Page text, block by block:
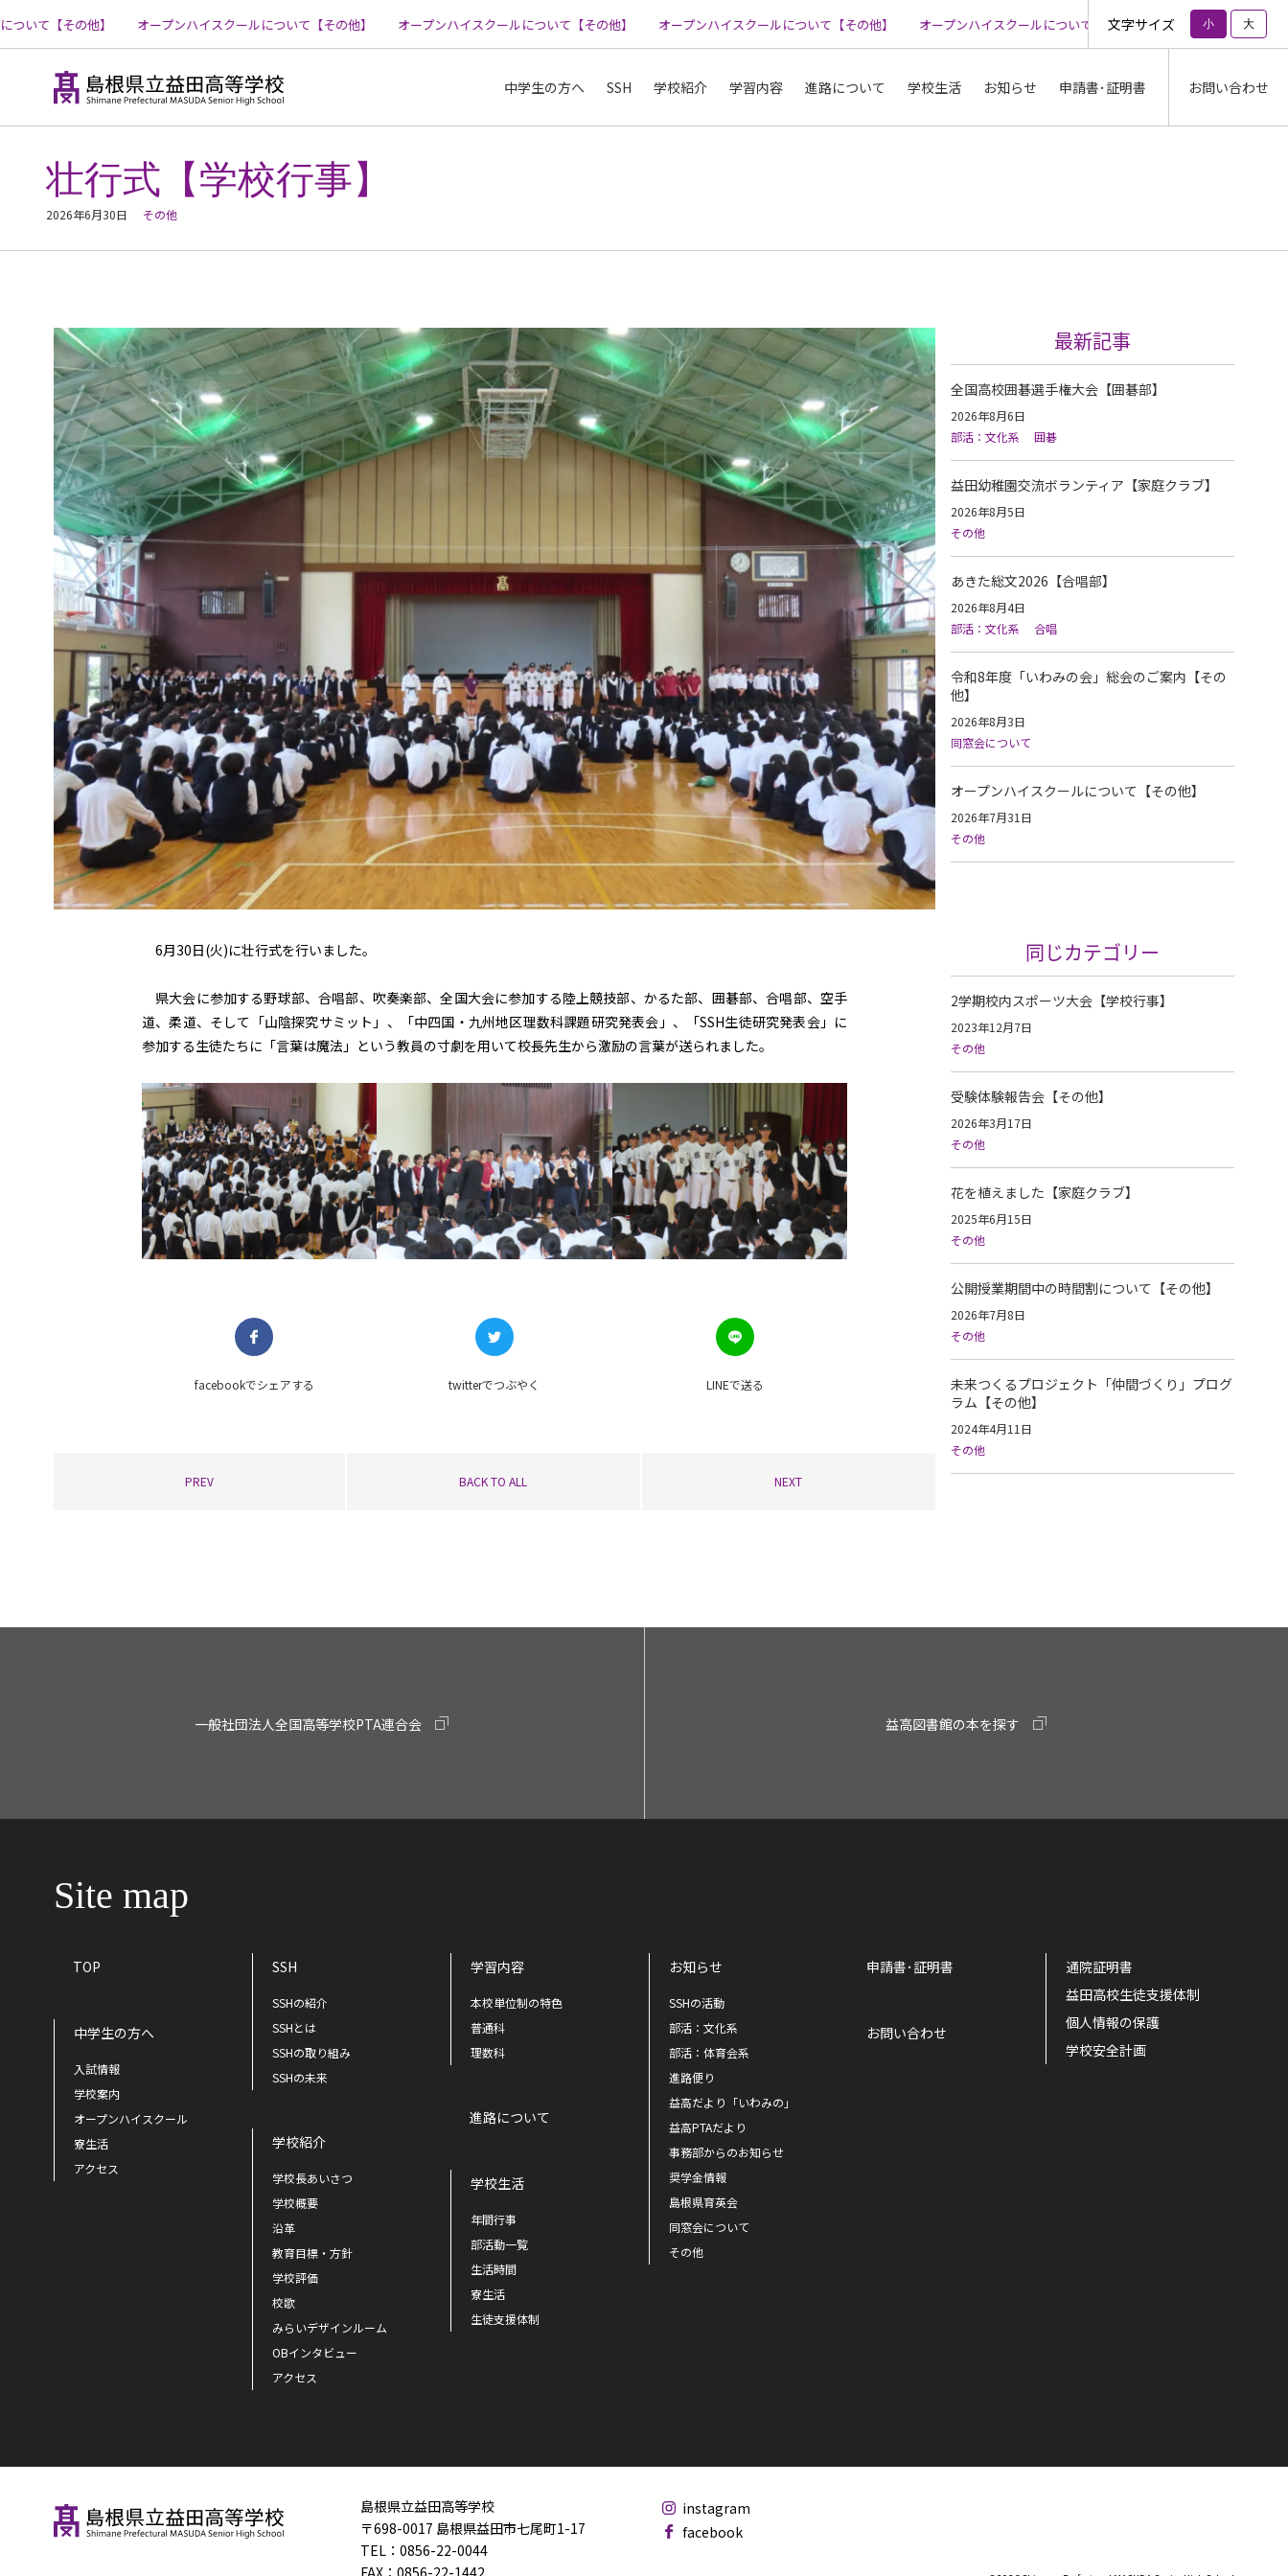
コ
ッ
て【その他】 オープンハイスクールについて【その他】 オープンハイスクールについて【その他】 オープンハイスクールについて【その他】 オープンハイスクールについて【その他】 オープンハイスクール
文字サイズ 小 大
中学生の方へ SSH 学校紹介 学習内容 進路について 学校生活 お知らせ 申請書･証明書 お問い合わせ
壮行式【学校行事】
2026年6月30日 その他
6月30日(火)に壮行式を行いました。
県大会に参加する野球部、合唱部、吹奏楽部、全国大会に参加する陸上競技部、かるた部、囲碁部、合唱部、空手
道、柔道、そして「山陰探究サミット」、「中四国・九州地区理数科課題研究発表会」、「SSH生徒研究発表会」に
参加する生徒たちに「言葉は魔法」という教員の寸劇を用いて校長先生から激励の言葉が送られました。
facebookでシェアする twitterでつぶやく LINEで送る
PREV BACK TO ALL NEXT
最新記事
全国高校囲碁選手権大会【囲碁部】
2026年8月6日
部活：文化系
囲碁
益田幼稚園交流ボランティア【家庭クラブ】
2026年8月5日
その他
あきた総文2026【合唱部】
2026年8月4日
部活：文化系
合唱
令和8年度「いわみの会」総会のご案内【その
他】
2026年8月3日
同窓会について
オープンハイスクールについて【その他】
2026年7月31日
その他
同じカテゴリー
2学期校内スポーツ大会【学校行事】
2023年12月7日
その他
受験体験報告会【その他】
2026年3月17日
その他
花を植えました【家庭クラブ】
2025年6月15日
その他
公開授業期間中の時間割について【その他】
2026年7月8日
その他
未来つくるプロジェクト「仲間づくり」プログ
ラム【その他】
2024年4月11日
その他
一般社団法人全国高等学校PTA連合会 益高図書館の本を探す
Site map
TOP
中学生の方へ
入試情報
学校案内
オープンハイスクール
寮生活
アクセス
SSH
SSHの紹介
SSHとは
SSHの取り組み
SSHの未来
学校紹介
学校長あいさつ
学校概要
沿革
教育目標・方針
学校評価
校歌
みらいデザインルーム
OBインタビュー
アクセス
学習内容
本校単位制の特色
普通科
理数科
進路について
学校生活
年間行事
部活動一覧
生活時間
寮生活
生徒支援体制
お知らせ
SSHの活動
部活：文化系
部活：体育会系
進路便り
益高だより「いわみの」
益高PTAだより
事務部からのお知らせ
奨学金情報
島根県育英会
同窓会について
その他
申請書･証明書
お問い合わせ
通院証明書
益田高校生徒支援体制
個人情報の保護
学校安全計画
島根県立益田高等学校
〒698-0017 島根県益田市七尾町1-17
TEL： 0856-22-0044
FAX： 0856-22-1442
instagram
facebook